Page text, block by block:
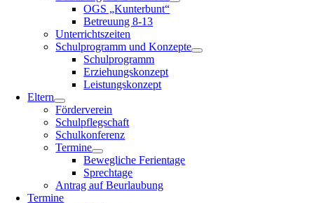
OGS „Kunterbunt“
Betreuung 8-13
Unterrichtszeiten
Schulprogramm und Konzepte
Schulprogramm
Erziehungskonzept
Leistungskonzept
Eltern
Förderverein
Schulpflegschaft
Schulkonferenz
Termine
Bewegliche Ferientage
Sprechtage
Antrag auf Beurlaubung
Termine